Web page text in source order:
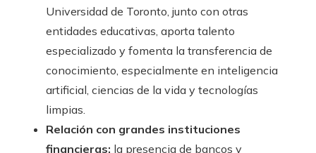
Universidad de Toronto, junto con otras
entidades educativas, aporta talento
especializado y fomenta la transferencia de
conocimiento, especialmente en inteligencia
artificial, ciencias de la vida y tecnologías
limpias.
Relación con grandes instituciones
financieras: la presencia de bancos y